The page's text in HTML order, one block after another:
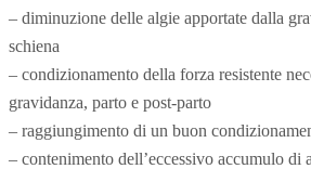
– diminuzione delle algie apportate dalla
schiena
– condizionamento della forza resistente
gravidanza, parto e post-parto
– raggiungimento di un buon
– contenimento dell’eccessivo accumulo di